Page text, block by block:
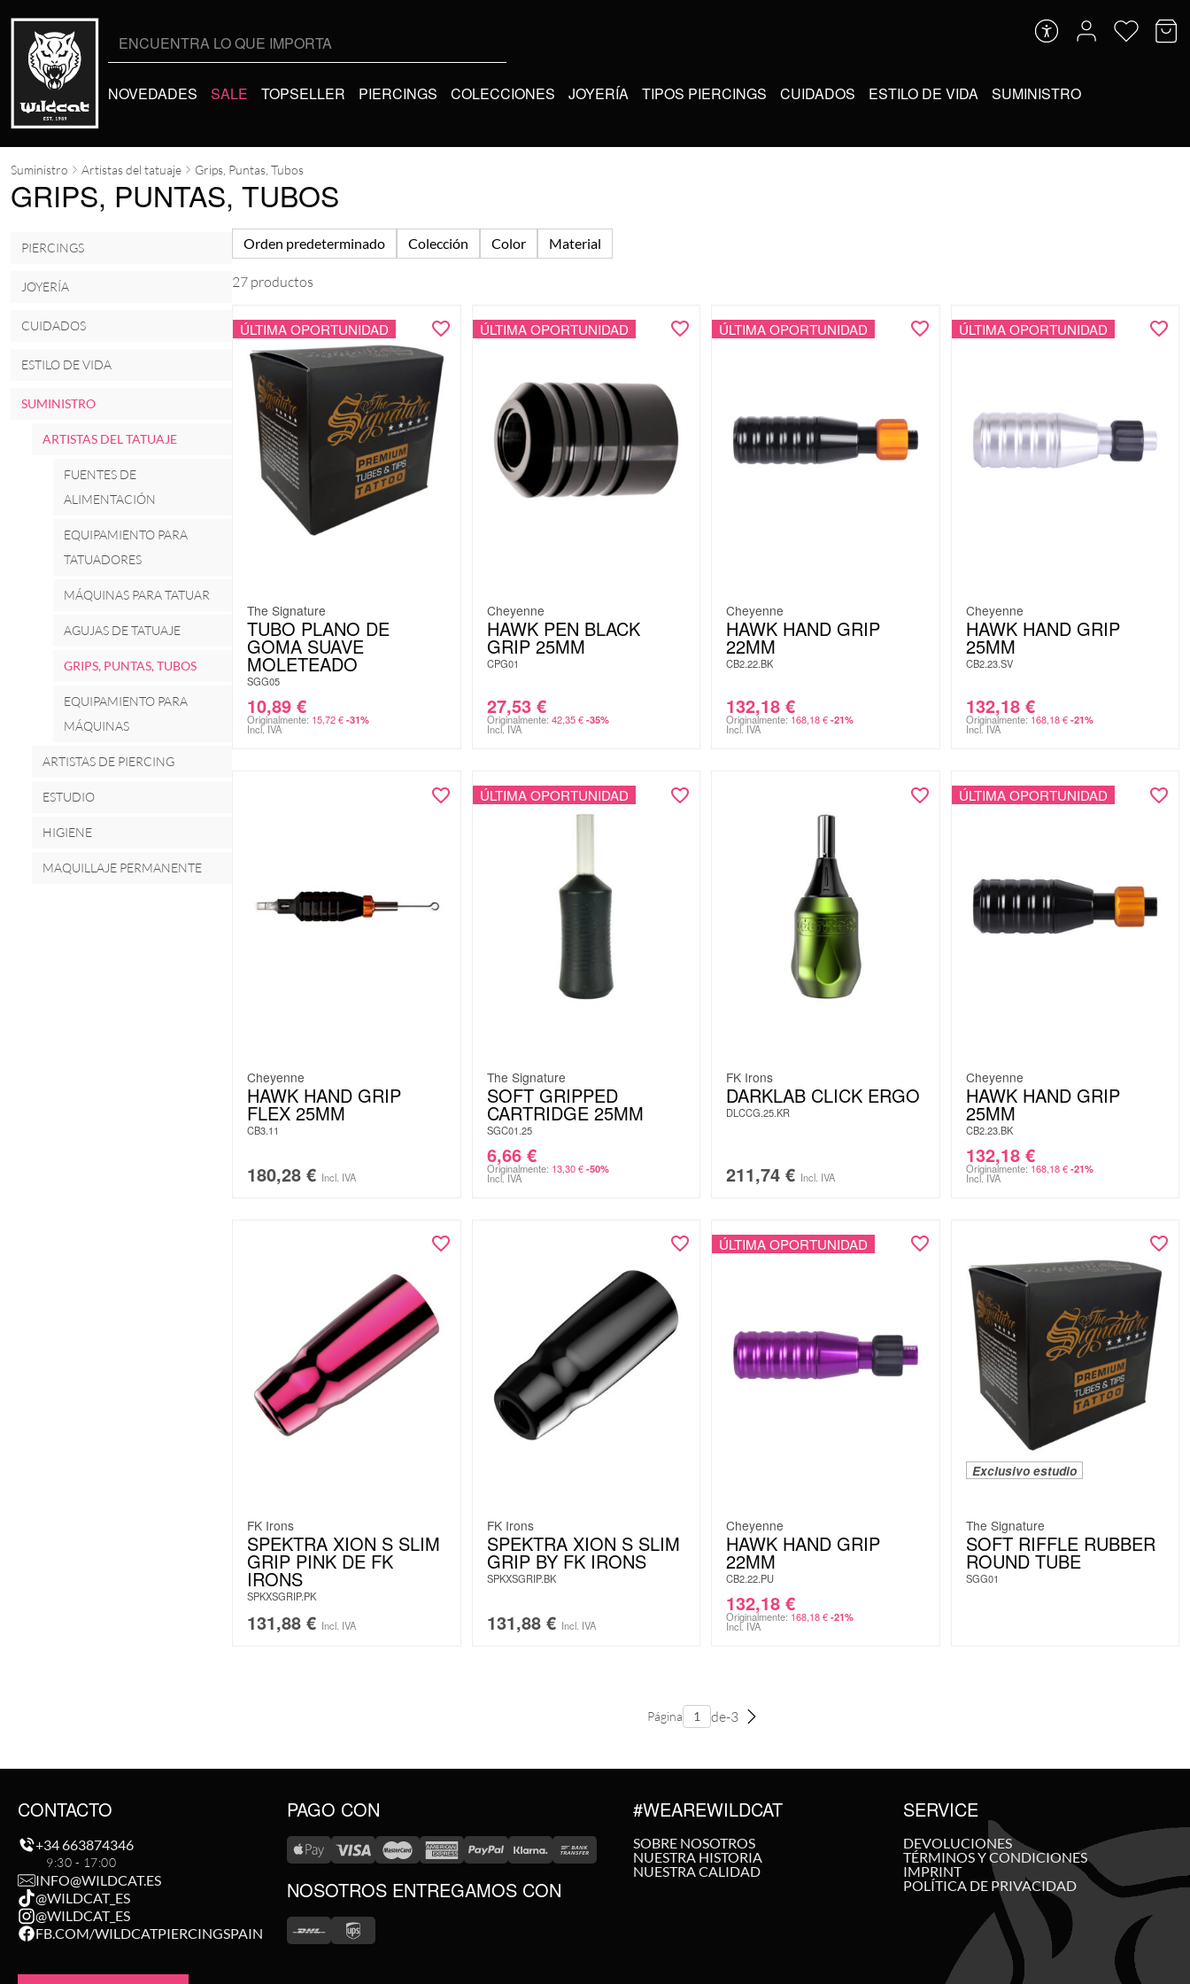
NOVEDADES SALE TOPSELLER PIERCINGS COLECCIONES JOYERÍA TIPOS PIERCINGS CUIDADOS ESTILO DE VIDA SUMINISTRO
Suministro Artistas del tatuaje Grips, Puntas, Tubos
GRIPS, PUNTAS, TUBOS
PIERCINGS
JOYERÍA
CUIDADOS
ESTILO DE VIDA
SUMINISTRO
ARTISTAS DEL TATUAJE
FUENTES DE
ALIMENTACIÓN
EQUIPAMIENTO PARA
TATUADORES
MÁQUINAS PARA TATUAR
AGUJAS DE TATUAJE
GRIPS, PUNTAS, TUBOS
EQUIPAMIENTO PARA
MÁQUINAS
ARTISTAS DE PIERCING
ESTUDIO
HIGIENE
MAQUILLAJE PERMANENTE
Orden predeterminado Colección Color Material
27 productos
ÚLTIMA OPORTUNIDAD
The Signature
TUBO PLANO DE
GOMA SUAVE
MOLETEADO
SGG05
10,89 €
Originalmente: 15,72€ -31%
Incl. IVA
ÚLTIMA OPORTUNIDAD
Cheyenne
HAWK PEN BLACK
GRIP 25MM
CPG01
27,53 €
Originalmente: 42,35€ -35%
Incl. IVA
ÚLTIMA OPORTUNIDAD
Cheyenne
HAWK HAND GRIP
22MM
CB2.22.BK
132,18 €
Originalmente: 168,18€ -21%
Incl. IVA
ÚLTIMA OPORTUNIDAD
Cheyenne
HAWK HAND GRIP
25MM
CB2.23.SV
132,18 €
Originalmente: 168,18€ -21%
Incl. IVA
Cheyenne
HAWK HAND GRIP
FLEX 25MM
CB3.11
180,28 € Incl. IVA
ÚLTIMA OPORTUNIDAD
The Signature
SOFT GRIPPED
CARTRIDGE 25MM
SGC01.25
6,66 €
Originalmente: 13,30€ -50%
Incl. IVA
FK Irons
DARKLAB CLICK ERGO
DLCCG.25.KR
211,74 € Incl. IVA
ÚLTIMA OPORTUNIDAD
Cheyenne
HAWK HAND GRIP
25MM
CB2.23.BK
132,18 €
Originalmente: 168,18€ -21%
Incl. IVA
FK Irons
SPEKTRA XION S SLIM
GRIP PINK DE FK
IRONS
SPKXSGRIP.PK
131,88 € Incl. IVA
FK Irons
SPEKTRA XION S SLIM
GRIP BY FK IRONS
SPKXSGRIP.BK
131,88 € Incl. IVA
ÚLTIMA OPORTUNIDAD
Cheyenne
HAWK HAND GRIP
22MM
CB2.22.PU
132,18 €
Originalmente: 168,18€ -21%
Incl. IVA
Exclusivo estudio
The Signature
SOFT RIFFLE RUBBER
ROUND TUBE
SGG01
Página de-3
CONTACTO
+34 663874346
9:30 - 17:00
INFO@WILDCAT.ES
@WILDCAT_ES
@WILDCAT_ES
FB.COM/WILDCATPIERCINGSPAIN
PAGO CON
NOSOTROS ENTREGAMOS CON
#WEAREWILDCAT
SOBRE NOSOTROS
NUESTRA HISTORIA
NUESTRA CALIDAD
SERVICE
DEVOLUCIONES
TÉRMINOS Y CONDICIONES
IMPRINT
POLÍTICA DE PRIVACIDAD